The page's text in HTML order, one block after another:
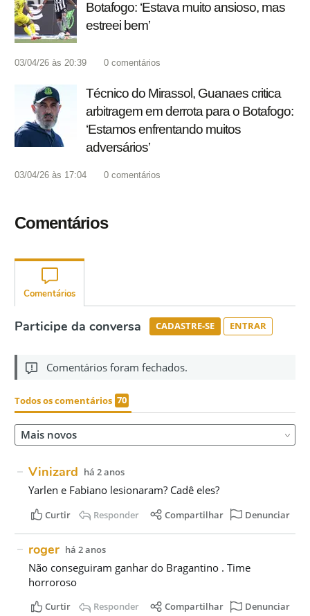
Botafogo: ‘Estava muito ansioso, mas
estreei bem’
03/04/26 às 20:39 0 comentários
Técnico do Mirassol, Guanaes critica
arbitragem em derrota para o Botafogo:
‘Estamos enfrentando muitos
adversários’
03/04/26 às 17:04 0 comentários
Comentários